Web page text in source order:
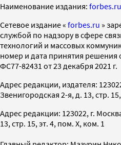
Наименование издания: forbes.ru
Cетевое издание « forbes.ru »
службой по надзору в сфере
технологий и массовых
номер и дата принятия решения
ФС77-82431 от 23 декабря 2021 г.
Адрес редакции, издателя:
Звенигородская 2-я, д. 13, стр.
Адрес редакции: 123022, г.
13, стр. 15, эт. 4, пом. X, ком. 1